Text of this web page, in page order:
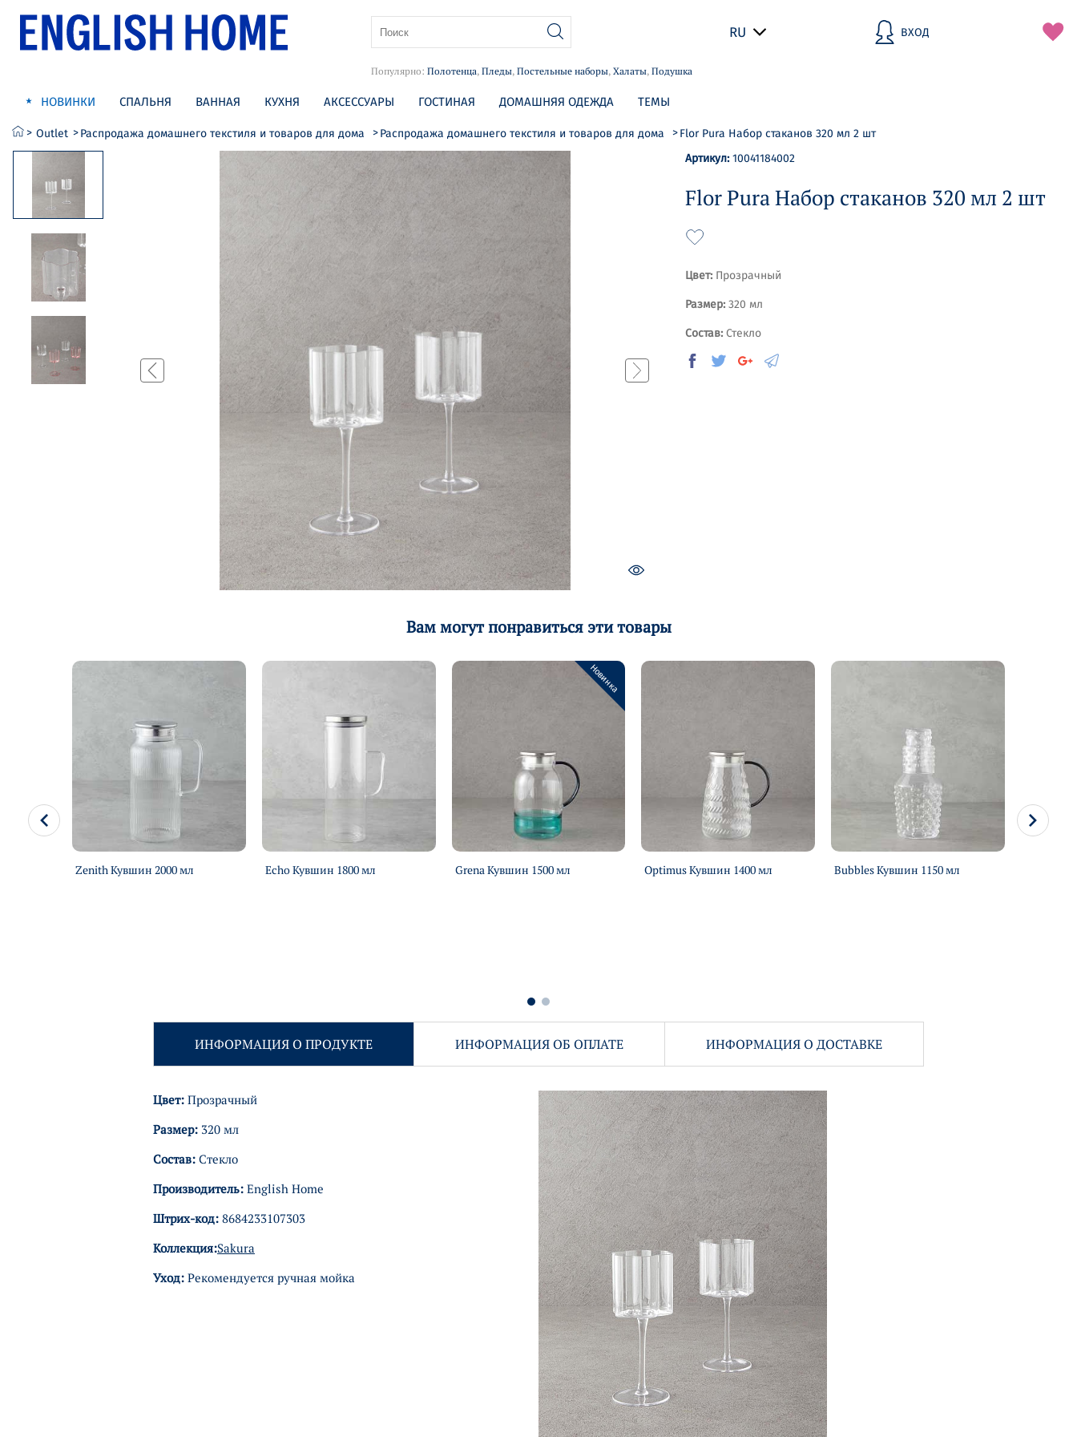
RU ВХОД
Популярно: Полотенца, Пледы, Постельные наборы, Халаты, Подушка
НОВИНКИ СПАЛЬНЯ ВАННАЯ КУХНЯ АКСЕССУАРЫ ГОСТИНАЯ ДОМАШНЯЯ ОДЕЖДА ТЕМЫ
Outlet Распродажа домашнего текстиля и товаров для дома Распродажа домашнего текстиля и товаров для дома
Flor Pura Набор стаканов 320 мл 2 шт
Артикул:10041184002
Flor Pura Набор стаканов 320 мл 2 шт
Цвет: Прозрачный
Размер: 320 мл
Состав: Стекло
Вам могут понравиться эти товары
Zenith Кувшин 2000 мл Echo Кувшин 1800 мл
Новинка
Grena Кувшин 1500 мл Optimus Кувшин 1400 мл Bubbles Кувшин 1150 мл
ИНФОРМАЦИЯ О ПРОДУКТЕ ИНФОРМАЦИЯ ОБ ОПЛАТЕ ИНФОРМАЦИЯ О ДОСТАВКЕ
Цвет: Прозрачный
Размер: 320 мл
Состав: Стекло
Производитель: English Home
Штрих-код: 8684233107303
Коллекция:Sakura
Уход: Рекомендуется ручная мойка